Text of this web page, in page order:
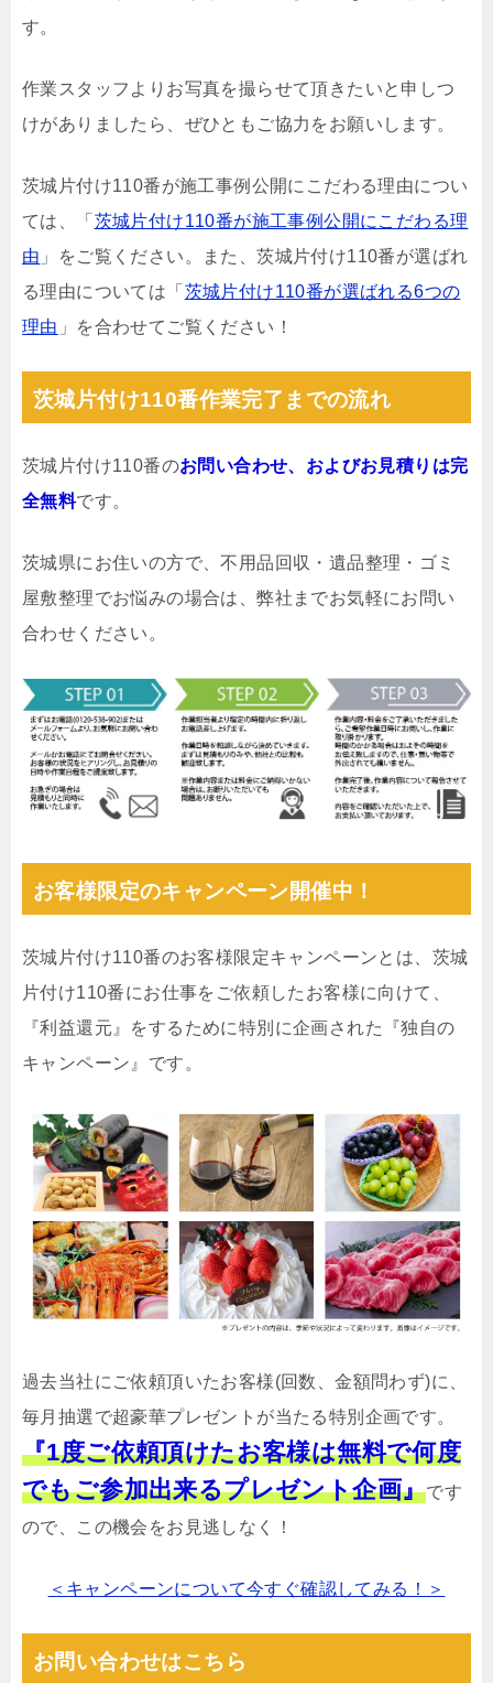
す。
作業スタッフよりお写真を撮らせて頂きたいと申しつ
けがありましたら、ぜひともご協力をお願いします。
茨城片付け110番が施工事例公開にこだわる理由につい
ては、「 茨城片付け110番が施工事例公開にこだわる理
由 」をご覧ください。また、茨城片付け110番が選ばれ
る理由については「 茨城片付け110番が選ばれる6つの
理由 」を合わせてご覧ください！
茨城片付け110番作業完了までの流れ
茨城片付け110番のお問い合わせ、およびお見積りは完
全無料です。
茨城県にお住いの方で、不用品回収・遺品整理・ゴミ
屋敷整理でお悩みの場合は、弊社までお気軽にお問い
合わせください。
お客様限定のキャンペーン開催中！
茨城片付け110番のお客様限定キャンペーンとは、茨城
片付け110番にお仕事をご依頼したお客様に向けて、
『利益還元』をするために特別に企画された『独自の
キャンペーン』です。
過去当社にご依頼頂いたお客様(回数、金額問わず)に、
毎月抽選で超豪華プレゼントが当たる特別企画です。
『1度ご依頼頂けたお客様は無料で何度
でもご参加出来るプレゼント企画』です
ので、この機会をお見逃しなく！
＜キャンペーンについて今すぐ確認してみる！＞
お問い合わせはこちら